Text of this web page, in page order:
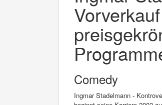
Comedy
Ingmar Stadelmann -